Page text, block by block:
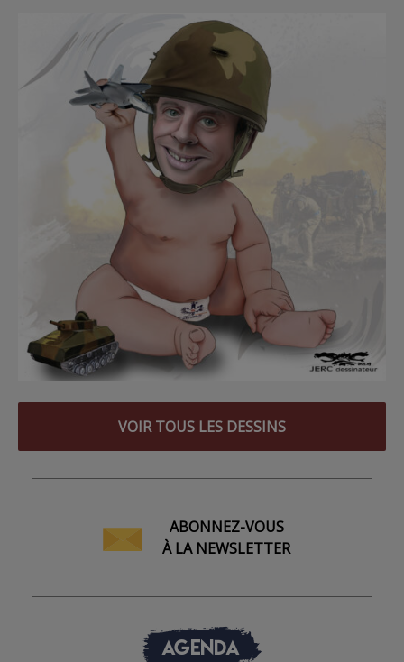
VOIR TOUS LES DESSINS
ABONNEZ-VOUS
À LA NEWSLETTER
AGENDA